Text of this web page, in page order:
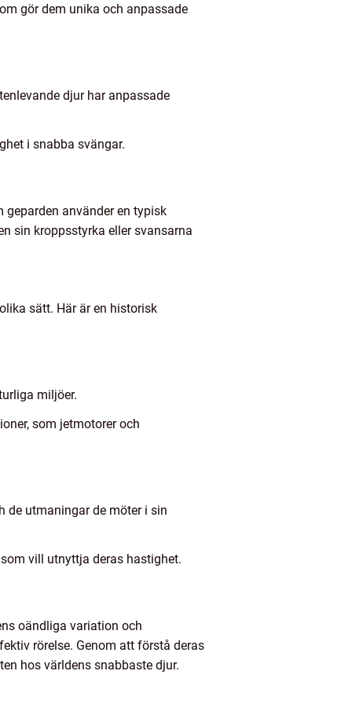
gör dem unika och anpassade
djur har anpassade
i snabba svängar.
använder en typisk
sin kroppsstyrka eller svansarna
sätt. Här är en historisk
miljöer.
som jetmotorer och
de utmaningar de möter i sin
vill utnyttja deras hastighet.
oändliga variation och
rörelse. Genom att förstå deras
hos världens snabbaste djur.